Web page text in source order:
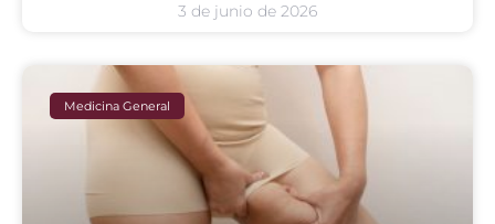
3 de junio de 2026
Medicina General